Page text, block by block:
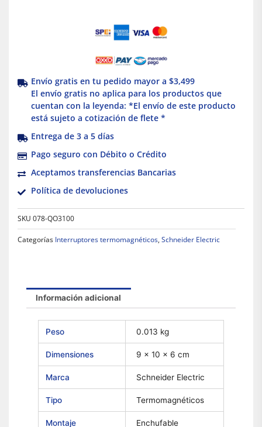
Envío gratis en tu pedido mayor a $3,499
El envío gratis no aplica para los productos que
cuentan con la leyenda: *El envío de este producto
está sujeto a cotización de flete *
Entrega de 3 a 5 días
Pago seguro con Débito o Crédito
Aceptamos transferencias Bancarias
Política de devoluciones
SKU 078-QO3100
Categorías Interruptores termomagnéticos, Schneider Electric
Información adicional
Peso 0.013 kg
Dimensiones 9 × 10 × 6 cm
Marca Schneider Electric
Tipo Termomagnéticos
Montaje Enchufable